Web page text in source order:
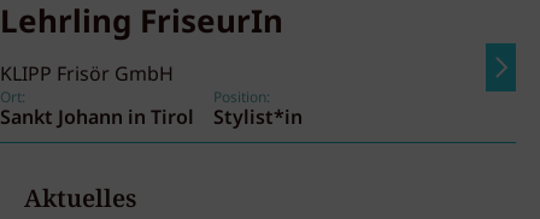
Lehrling FriseurIn
KLIPP Frisör GmbH
Ort:
Sankt Johann in Tirol
Position:
Stylist*in
Aktuelles